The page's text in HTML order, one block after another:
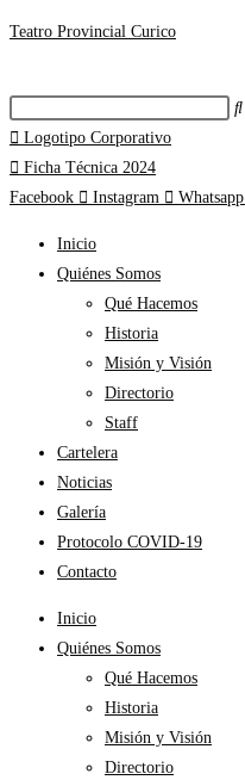
Teatro Provincial Curico
Logotipo Corporativo
Ficha Técnica 2024
Facebook
Instagram Whatsapp
Inicio
Quiénes Somos
Qué Hacemos
Historia
Misión y Visión
Directorio
Staff
Cartelera
Noticias
Galería
Protocolo COVID-19
Contacto
Inicio
Quiénes Somos
Qué Hacemos
Historia
Misión y Visión
Directorio